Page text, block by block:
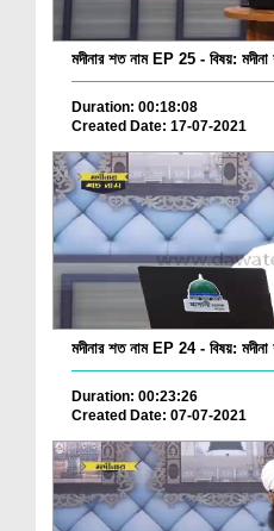
মদীনার শত নাম EP 25 - বিষয়: মদীনা
Duration: 00:18:08
Created Date: 17-07-2021
মদীনার শত নাম EP 24 - বিষয়: মদীনা
Duration: 00:23:26
Created Date: 07-07-2021